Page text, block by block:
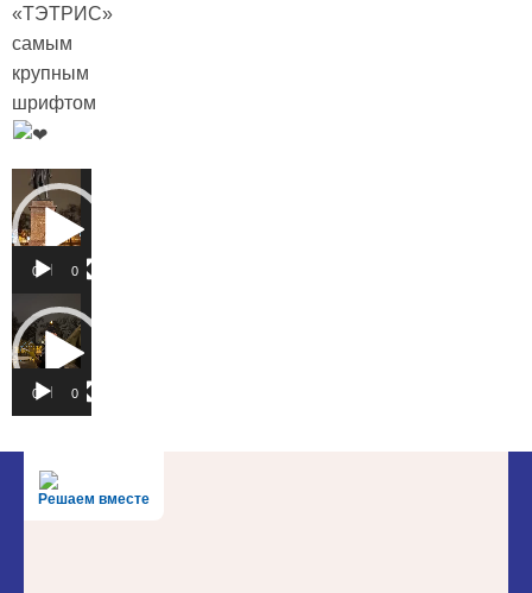
«ТЭТРИС»
самым
крупным
шрифтом
Видеоплеер
00:00 02:51
Видеоплеер
00:00 00:21
Решаем вместе